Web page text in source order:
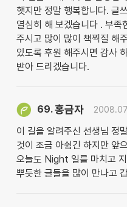
햇지만 정말 행복합니다. 글
열심히 해 보겠습니다 . 부족
주시고 많이 많이 책찍질 해
있도록 후원 해주시면 감사 하
받아 드리겠습니다.
69.홍금자
이 길을 알려주신 선생님 정
것이 조금 아쉼긴 하지만 앞
오늘도 Night 일를 마치고
뿌듯한 글들을 많이 만나고